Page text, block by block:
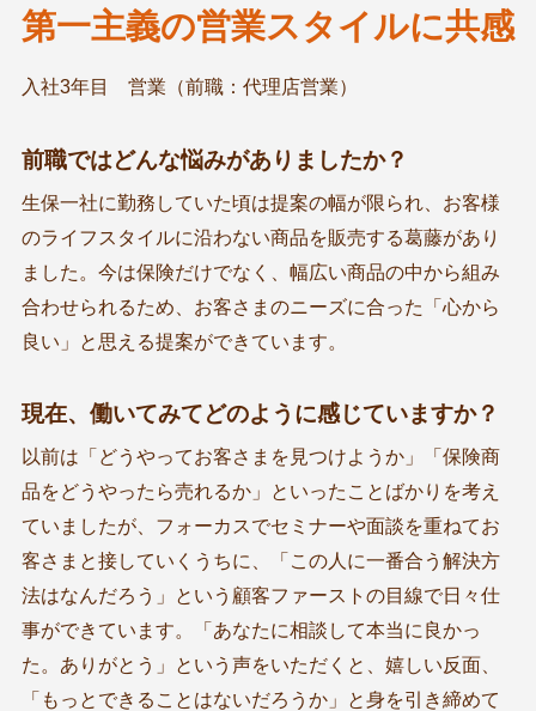
第一主義の営業スタイルに共感
入社3年目 営業（前職：代理店営業）
前職ではどんな悩みがありましたか？
生保一社に勤務していた頃は提案の幅が限られ、お客様
のライフスタイルに沿わない商品を販売する葛藤があり
ました。今は保険だけでなく、幅広い商品の中から組み
合わせられるため、お客さまのニーズに合った「心から
良い」と思える提案ができています。
現在、働いてみてどのように感じていますか？
以前は「どうやってお客さまを見つけようか」「保険商
品をどうやったら売れるか」といったことばかりを考え
ていましたが、フォーカスでセミナーや面談を重ねてお
客さまと接していくうちに、「この人に一番合う解決方
法はなんだろう」という顧客ファーストの目線で日々仕
事ができています。「あなたに相談して本当に良かっ
た。ありがとう」という声をいただくと、嬉しい反面、
「もっとできることはないだろうか」と身を引き締めて